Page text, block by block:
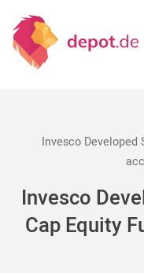
Invesco Developed
Invesco
Cap Equity